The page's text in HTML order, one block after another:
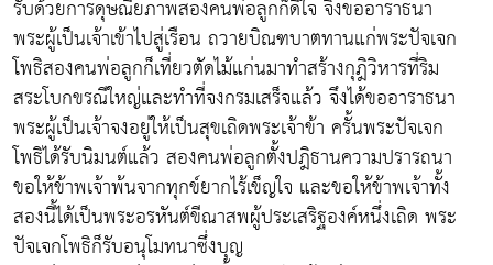
รับด้วยการดุษณียภาพสองคนพ่อลูกก็ดีใจ จึงขออาราธนา
พระผู้เป็นเจ้าเข้าไปสู่เรือน ถวายบิณฑบาตทานแก่พระปัจเจก
โพธิสองคนพ่อลูกก็เที่ยวตัดไม้แก่นมาทำสร้างกุฎิวิหารที่ริม
สระโบกขรณีใหญ่และทำที่จงกรมเสร็จแล้ว จึงได้ขออาราธนา
พระผู้เป็นเจ้าจงอยู่ให้เป็นสุขเถิดพระเจ้าข้า ครั้นพระปัจเจก
โพธิได้รับนิมนต์แล้ว สองคนพ่อลูกตั้งปฎิธานความปรารถนา
ขอให้ข้าพเจ้าพ้นจากทุกข์ยากไร้เข็ญใจ และขอให้ข้าพเจ้าทั้ง
สองนี้ได้เป็นพระอรหันต์ขีณาสพผู้ประเสริฐองค์หนึ่งเถิด พระ
ปัจเจกโพธิก็รับอนุโมทนาซึ่งบุญ